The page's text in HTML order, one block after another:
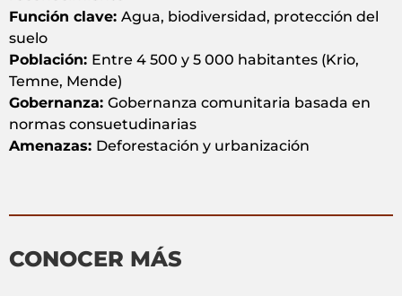
Función clave: Agua, biodiversidad, protección del
suelo
Población: Entre 4 500 y 5 000 habitantes (Krio,
Temne, Mende)
Gobernanza: Gobernanza comunitaria basada en
normas consuetudinarias
Amenazas: Deforestación y urbanización
CONOCER MÁS